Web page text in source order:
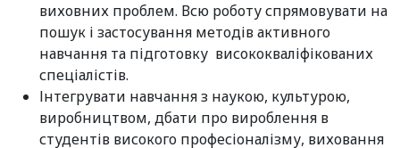
виховних проблем. Всю роботу спрямовувати на
пошук і застосування методів активного
навчання та підготовку висококваліфікованих
спеціалістів.
Інтегрувати навчання з наукою, культурою,
виробництвом, дбати про вироблення в
студентів високого професіоналізму, виховання